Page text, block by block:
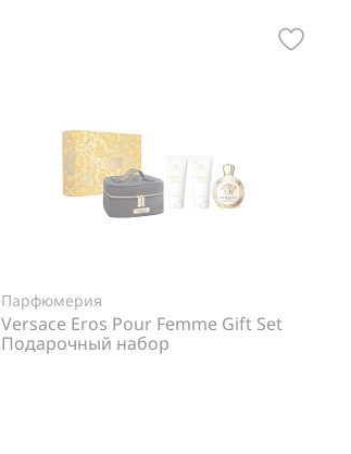
Парфюмерия
Versace Eros Pour Femme Gift Set
Подарочный набор